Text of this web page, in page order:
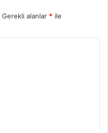
Gerekli alanlar * ile